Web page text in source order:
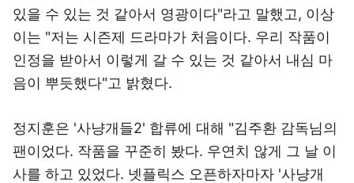
있을 수 있는 것 같아서 영광이다"라고 말했고, 이상
이는 "저는 시즌제 드라마가 처음이다. 우리 작품이
인정을 받아서 이렇게 갈 수 있는 것 같아서 내심 마
음이 뿌듯했다"고 밝혔다.
정지훈은 '사냥개들2' 합류에 대해 "김주환 감독님의
팬이었다. 작품을 꾸준히 봤다. 우연치 않게 그 날 이
사를 하고 있었다. 넷플릭스 오픈하자마자 '사냥개